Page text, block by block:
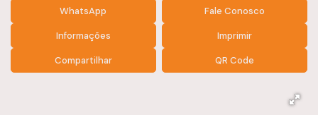
WhatsApp Fale Conosco
Informações Imprimir
Compartilhar QR Code